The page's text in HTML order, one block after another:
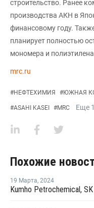
строительство. Ранее
производства АКН в
финансовому году.
планирует полностью
мономера и
mrc.ru
#НЕФТЕХИМИЯ #ЮЖНАЯ
#ASAHI KASEI #MRC Еще 1
Похожие
19 Марта, 2024